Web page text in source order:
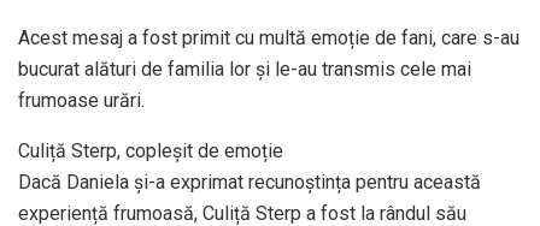
Acest mesaj a fost primit cu multă emoție de fani, care s-au
bucurat alături de familia lor și le-au transmis cele mai
frumoase urări.
Culiță Sterp, copleșit de emoție
Dacă Daniela și-a exprimat recunoștința pentru această
experiență frumoasă, Culiță Sterp a fost la rândul său